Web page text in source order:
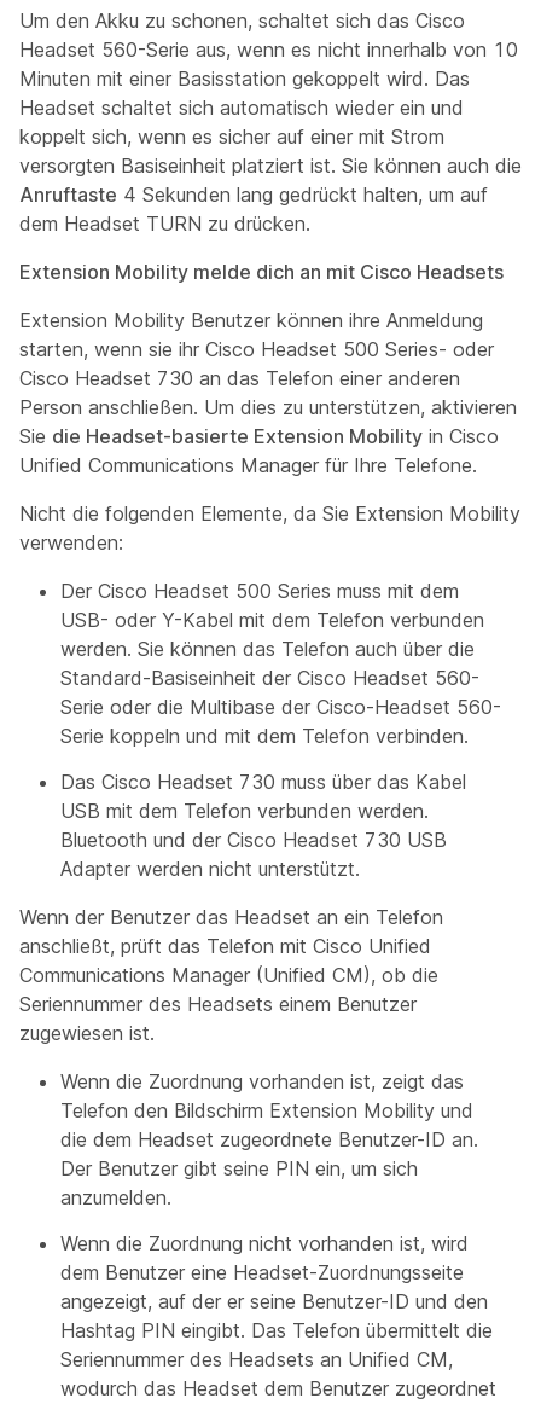
Um den Akku zu schonen, schaltet sich das Cisco
Headset 560-Serie aus, wenn es nicht innerhalb von 10
Minuten mit einer Basisstation gekoppelt wird. Das
Headset schaltet sich automatisch wieder ein und
koppelt sich, wenn es sicher auf einer mit Strom
versorgten Basiseinheit platziert ist. Sie können auch die
Anruftaste 4 Sekunden lang gedrückt halten, um auf
dem Headset TURN zu drücken.
Extension Mobility melde dich an mit Cisco Headsets
Extension Mobility Benutzer können ihre Anmeldung
starten, wenn sie ihr Cisco Headset 500 Series- oder
Cisco Headset 730 an das Telefon einer anderen
Person anschließen. Um dies zu unterstützen, aktivieren
Sie die Headset-basierte Extension Mobility in Cisco
Unified Communications Manager für Ihre Telefone.
Nicht die folgenden Elemente, da Sie Extension Mobility
verwenden:
Der Cisco Headset 500 Series muss mit dem
USB- oder Y-Kabel mit dem Telefon verbunden
werden. Sie können das Telefon auch über die
Standard-Basiseinheit der Cisco Headset 560-
Serie oder die Multibase der Cisco-Headset 560-
Serie koppeln und mit dem Telefon verbinden.
Das Cisco Headset 730 muss über das Kabel
USB mit dem Telefon verbunden werden.
Bluetooth und der Cisco Headset 730 USB
Adapter werden nicht unterstützt.
Wenn der Benutzer das Headset an ein Telefon
anschließt, prüft das Telefon mit Cisco Unified
Communications Manager (Unified CM), ob die
Seriennummer des Headsets einem Benutzer
zugewiesen ist.
Wenn die Zuordnung vorhanden ist, zeigt das
Telefon den Bildschirm Extension Mobility und
die dem Headset zugeordnete Benutzer-ID an.
Der Benutzer gibt seine PIN ein, um sich
anzumelden.
Wenn die Zuordnung nicht vorhanden ist, wird
dem Benutzer eine Headset-Zuordnungsseite
angezeigt, auf der er seine Benutzer-ID und den
Hashtag PIN eingibt. Das Telefon übermittelt die
Seriennummer des Headsets an Unified CM,
wodurch das Headset dem Benutzer zugeordnet